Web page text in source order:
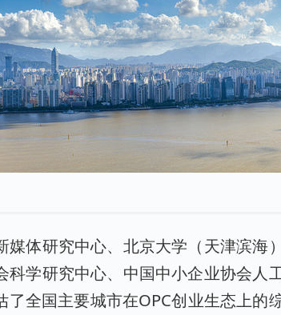
体研究中心、北京大学（天津滨海
学研究中心、中国中小企业协会人
全国主要城市在OPC创业生态上的